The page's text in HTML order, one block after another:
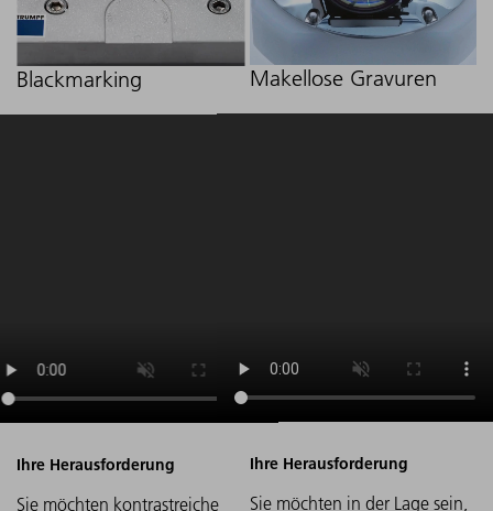
Blackmarking
Sie möchten kontrastreiche
Makellose Gravuren
Sie möchten in der Lage sein,